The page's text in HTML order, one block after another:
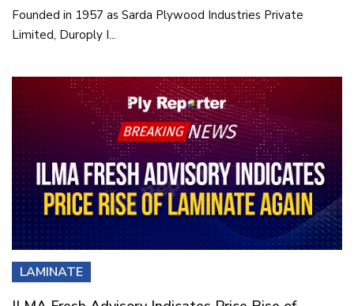
Founded in 1957 as Sarda Plywood Industries Private
Limited, Duroply I...
LAMINATE